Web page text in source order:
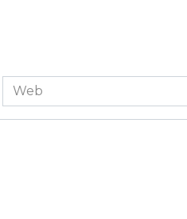
Web